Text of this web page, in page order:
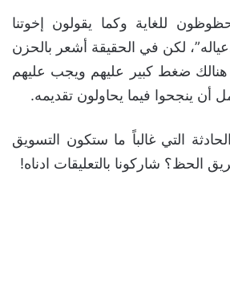
للغاية وكما يقولون إخوتنا
لكن في الحقيقة أشعر بالحزن
هنالك ضغط كبير عليهم ويجب عليهم
أن ينجحوا فيما يحاولون تقديمه.
التي غالباً ما ستكون التسويق
الحظ؟ شاركونا بالتعليقات ادناه!